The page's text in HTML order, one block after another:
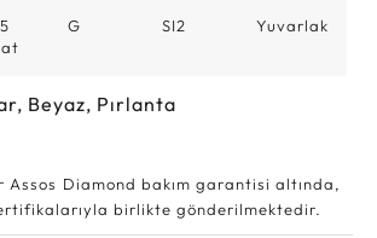
G SI2 Yuvarlak
Beyaz, Pırlanta
Assos Diamond bakım garantisi altında,
birlikte gönderilmektedir.